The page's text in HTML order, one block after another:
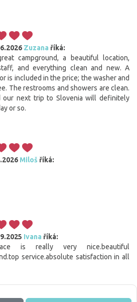
Zuzana říká:
campground, a beautiful location,
and everything clean and new. A
is included in the price; the washer and
The restrooms and showers are clean.
our next trip to Slovenia will definitely
or so.
Miloš říká:
Ivana říká:
is really very nice.beautiful
service.absolute satisfaction in all